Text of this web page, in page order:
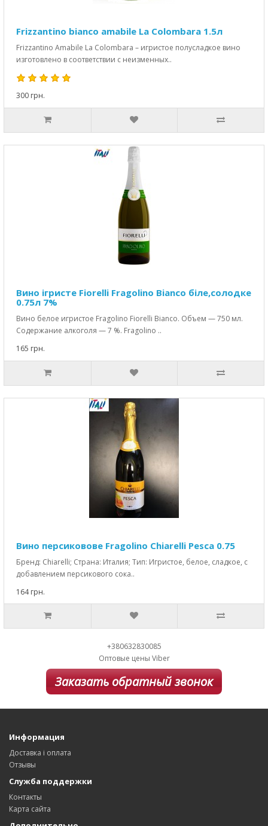
Frizzantino bianco amabile La Colombara 1.5л
Frizzantino Amabile La Colombara – игристое полусладкое вино
изготовлено в соответствии с неизменных..
300 грн.
Вино ігристе Fiorelli Fragolino Bianco біле,солодке
0.75л 7%
Вино белое игристое Fragolino Fiorelli Bianco. Объем — 750 мл.
Содержание алкоголя — 7 %. Fragolino ..
165 грн.
Вино персиковове Fragolino Chiarelli Pesca 0.75
Бренд: Chiarelli; Страна: Италия; Тип: Игристое, белое, сладкое, с
добавлением персикового сока..
164 грн.
+380632830085
Оптовые цены Viber
Заказать обратный звонок
Информация
Доставка і оплата
Отзывы
Служба поддержки
Контакты
Карта сайта